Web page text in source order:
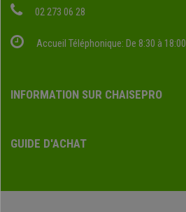
02 273 06 28
Accueil Téléphonique: De 8:30 à 18:00
INFORMATION SUR CHAISEPRO
GUIDE D'ACHAT